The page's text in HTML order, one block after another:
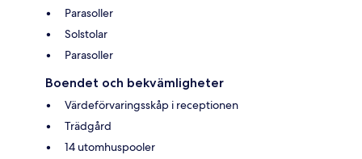
Parasoller
Solstolar
Parasoller
Boendet och bekvämligheter
Värdeförvaringsskåp i receptionen
Trädgård
14 utomhuspooler